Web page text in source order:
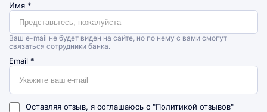
Имя *
Ваш e-mail не будет виден на сайте, но по нему с вами смогут
связаться сотрудники банка.
Email *
Оставляя отзыв, я соглашаюсь с "Политикой отзывов"